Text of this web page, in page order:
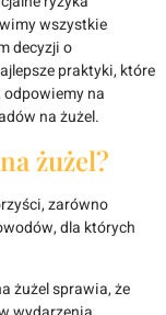
wszystkie
decyzji o
praktyki, które
odpowiemy na
na żużel.
żużel?
zarówno
dla których
żużel sprawia, że